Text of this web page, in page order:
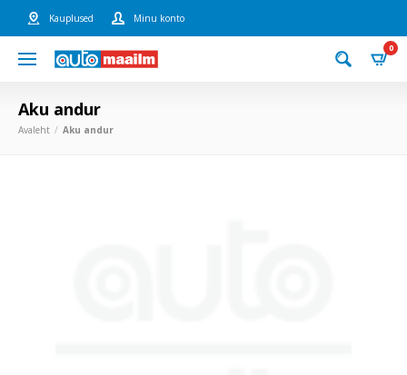
Kauplused Minu konto
0
Aku andur
Avaleht Aku andur